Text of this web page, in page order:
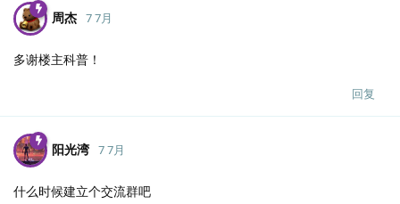
周杰 7 7月
多谢楼主科普！
回复
阳光湾 7 7月
什么时候建立个交流群吧